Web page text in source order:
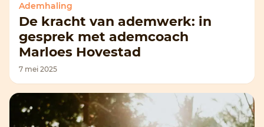
Ademhaling
De kracht van ademwerk: in
gesprek met ademcoach
Marloes Hovestad
7 mei 2025